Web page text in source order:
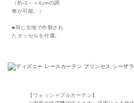
（約-1～＋4cmの調
整が可能。）
■同じ生地で作製され
たタッセルを付属。
【ウォッシャブルカーテン】